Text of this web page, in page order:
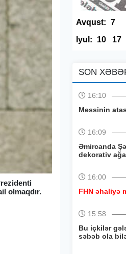
olmaqdır.
Avqust: 7
Iyul:
10 17
SON
16:10
Messinin
16:09
Əmircanda
dekorativ
16:00
FHN əhaliyə
15:58
Bu içkilər
səbəb ola